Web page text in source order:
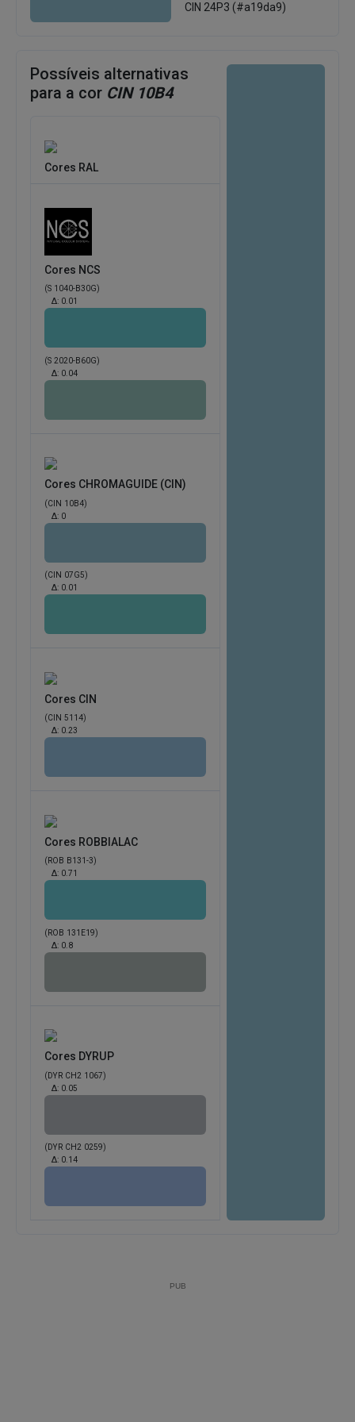
CIN 24P3 (#a19da9)
Possíveis alternativas
para a cor CIN 10B4
Cores RAL
Cores NCS
(S 1040-B30G)
Δ: 0.01
(S 2020-B60G)
Δ: 0.04
Cores CHROMAGUIDE (CIN)
(CIN 10B4)
Δ: 0
(CIN 07G5)
Δ: 0.01
Cores CIN
(CIN 5114)
Δ: 0.23
Cores ROBBIALAC
(ROB B131-3)
Δ: 0.71
(ROB 131E19)
Δ: 0.8
Cores DYRUP
(DYR CH2 1067)
Δ: 0.05
(DYR CH2 0259)
Δ: 0.14